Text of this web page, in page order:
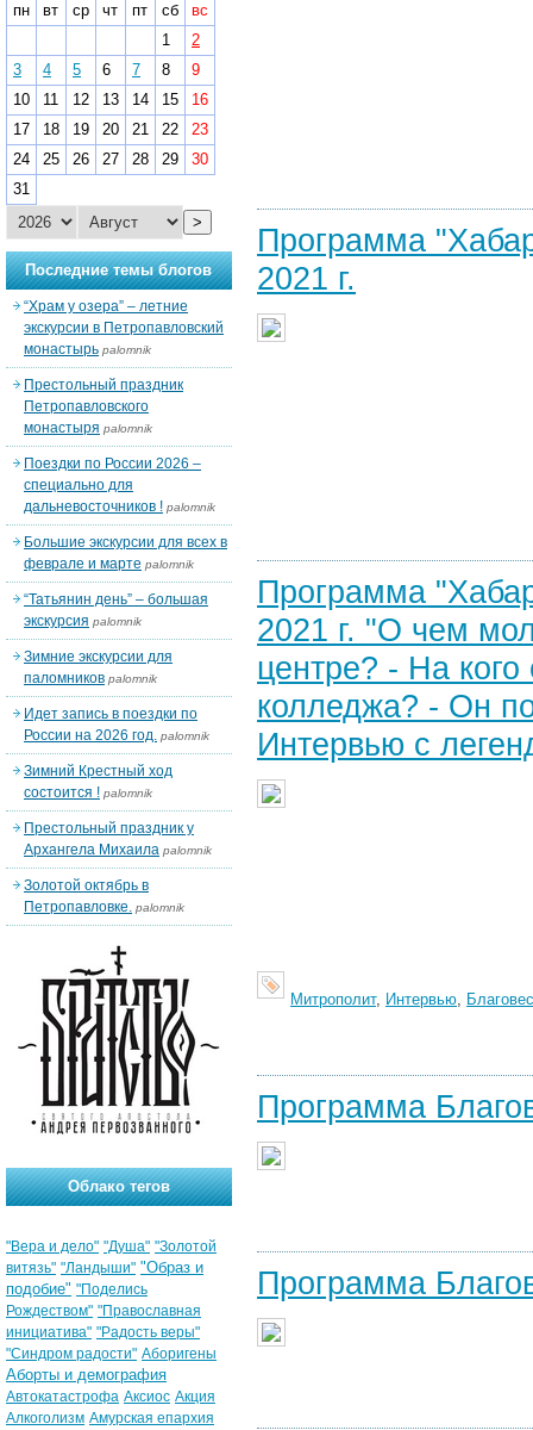
Программа
2021 г.
Программа
2021 г. "О чем
центре? - На кого
колледжа? - Он
Интервью с
Митрополит, Интервью,
Программа
Программа
пн
вт ср чт пт сб
вс
1
2
3
4 5 6 7 8
9
10
11 12 13 14 15
16
17
18 19 20 21 22
23
24
25 26 27 28 29
30
31
>
Последние темы блогов
“Храм у озера” – летние
экскурсии в Петропавловский
монастырь palomnik
Престольный праздник
Петропавловского
монастыря palomnik
Поездки по России 2026 –
специально для
дальневосточников ! palomnik
Большие экскурсии для всех в
феврале и марте palomnik
“Татьянин день” – большая
экскурсия palomnik
Зимние экскурсии для
паломников palomnik
Идет запись в поездки по
России на 2026 год. palomnik
Зимний Крестный ход
состоится ! palomnik
Престольный праздник у
Архангела Михаила palomnik
Золотой октябрь в
Петропавловке. palomnik
Облако тегов
"Вера и дело" "Душа" "Золотой
витязь" "Ландыши" "Образ и
подобие" "Поделись
Рождеством" "Православная
инициатива" "Радость веры"
"Синдром радости" Аборигены
Аборты и демография
Автокатастрофа Аксиос Акция
Алкоголизм Амурская епархия